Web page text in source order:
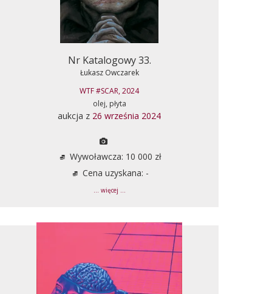
Nr Katalogowy 33.
Łukasz Owczarek
WTF #SCAR, 2024
olej, płyta
aukcja z 26 września 2024
Wywoławcza: 10 000 zł
Cena uzyskana: -
... więcej ...